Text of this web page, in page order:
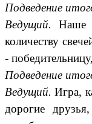
Подведение
Ведущий. Наше
количеству
-
Подведение
Ведущий.Игра,
дорогие